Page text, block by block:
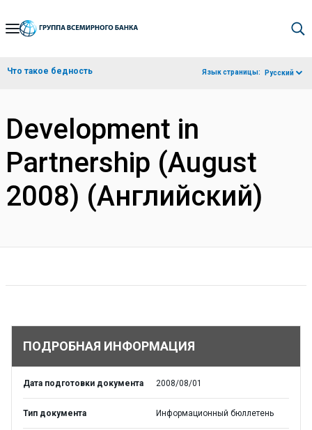
Skip
Navigation
Что такое бедность Язык страницы: Русский
Development in
Partnership (August
2008) (Английский)
ПОДРОБНАЯ ИНФОРМАЦИЯ
Дата подготовки документа 2008/08/01
Тип документа Информационный бюллетень